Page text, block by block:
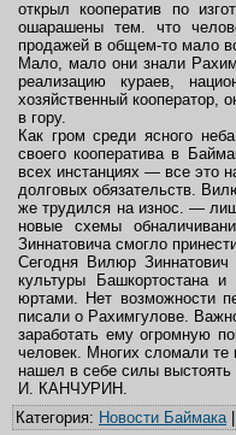
открыл кооператив по
ошарашены тем. что
продажей в общем-то мало
Мало, мало они знали
реализацию кураев,
хозяйственный кооператор,
в гору.
Как гром среди ясного
своего кооператива в
всех инстанциях — все это
долговых обязательств.
же трудился на износ. —
новые схемы
Зиннатовича смогло
Сегодня Вилюр
культуры Башкортостана
юртами. Нет возможности
писали о Рахимгулове.
заработать ему огромную
человек. Многих сломали те
нашел в себе силы выстоять
И. КАНЧУРИН.
Категория: Новости Баймака|